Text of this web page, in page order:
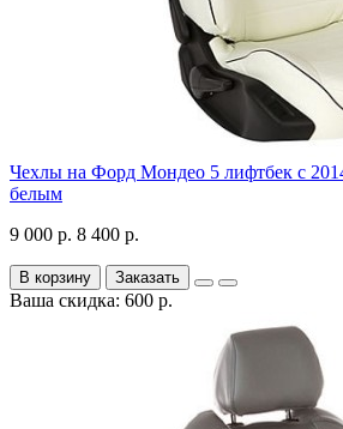
Чехлы на Форд Мондео 5 лифтбек с
белым
9 000 р. 8 400 р.
В корзину Заказать
Ваша скидка: 600 р.